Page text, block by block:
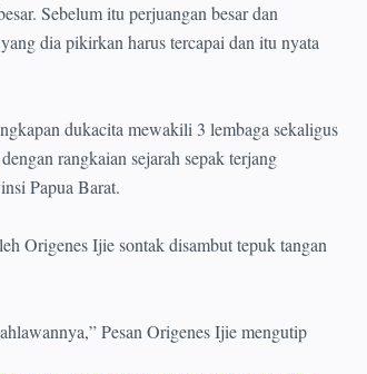
Sebelum itu perjuangan besar dan
dia pikirkan harus tercapai dan itu nyata
dukacita mewakili 3 lembaga sekaligus
rangkaian sejarah sepak terjang
Papua Barat.
Origenes Ijie sontak disambut tepuk tangan
Pesan Origenes Ijie mengutip